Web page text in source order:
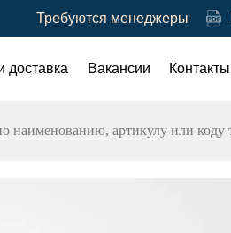
Требуются менеджеры
доставка Вакансии Контакты